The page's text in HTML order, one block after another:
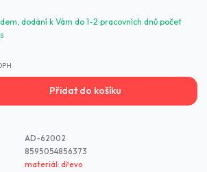
dodání k Vám do 1-2 pracovních dnů počet
Přidat do košíku
AD-62002
8595054856373
materiál: dřevo